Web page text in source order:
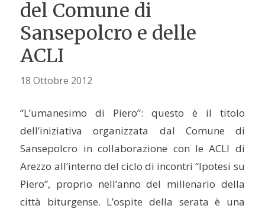
del Comune di
Sansepolcro e delle
ACLI
18 Ottobre 2012
“L’umanesimo di Piero”: questo è il titolo
dell’iniziativa organizzata dal Comune di
Sansepolcro in collaborazione con le ACLI di
Arezzo all’interno del ciclo di incontri “Ipotesi su
Piero”, proprio nell’anno del millenario della
città biturgense. L’ospite della serata è una